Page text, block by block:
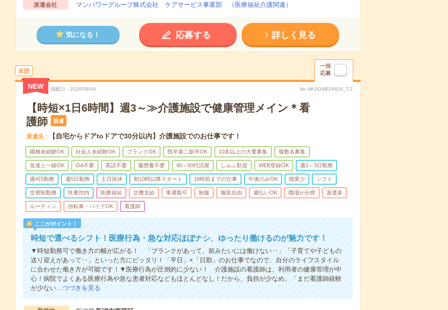
派遣会社 マンパワーグループ株式会社 ケアサービス事業部 （医療福祉介護関連）
気になる！ 応募する 詳しく見る
未読
一括
応募
NEW 掲載日 2026/08/06 No.NKSGMEDNI26_T-2
【時短×1日6時間】週3～≫介護施設で健康管理メイン＊看
護師
派遣
派遣先 【自宅からドアtoドアで30分以内】介護施設でのお仕事です！
職種未経験OK 社会人未経験OK ブランクOK 既卒第二新卒OK 10名以上の大量募集 複数名募集
友達と一緒OK OA不要 英語不要 履歴書不要 40～50代活躍 しゅふ歓迎 WEB登録OK 週2～3日勤務
週4日勤務 週5日勤務 土日祝休 朝10時以降スタート 16時前までの仕事 午後のみOK 残業少 シフト
交替制勤務 扶養控内 医療福祉 交費支給 車通勤可 制服 服装自由 週払いOK 職場が分煙 派遣多
ルーティン 自転車・バイクOK 看護師
ここがポイント！
時短で選べるシフト！医療行為・急な対応ほぼナシ、ゆったり働けるのが魅力です！
▼時短勤務可で働き方の幅が広がる！ 「ブランクがあって、前みたいには働けない‥」「子育てや子どもの
送り迎えがあって‥」といった方にピッタリ！「平日」×「日勤」のお仕事でなので、自分のライフスタイル
に合わせた働き方が可能です！▼医療行為が圧倒的に少ない！ 介護施設の看護師は、利用者の健康管理が中
心！病院でよくある医療行為や急な患者対応などもほとんどなし！だから、負担が少なめ。「まだ看護師経験
が少ない…つづきを見る